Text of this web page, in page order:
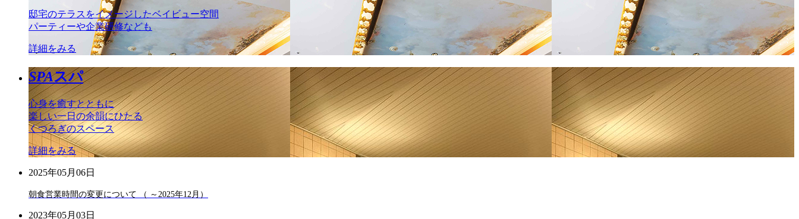
邸宅のテラスをイメージしたベイビュー空間
パーティーや企業研修なども
詳細をみる
SPAスパ
心身を癒すとともに
楽しい一日の余韻にひたる
くつろぎのスペース
詳細をみる
2025年05月06日
朝食営業時間の変更について （ ～2025年12月）
2023年05月03日